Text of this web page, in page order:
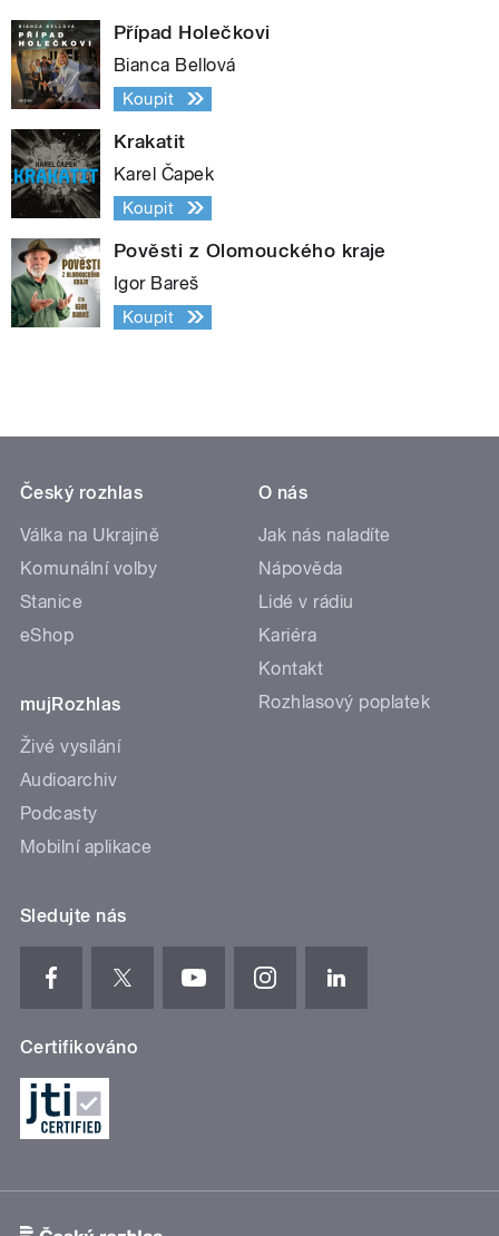
Případ Holečkovi
Bianca Bellová
Koupit
Krakatit
Karel Čapek
Koupit
Pověsti z Olomouckého kraje
Igor Bareš
Koupit
Český rozhlas
Válka na Ukrajině
Komunální volby
Stanice
eShop
mujRozhlas
Živé vysílání
Audioarchiv
Podcasty
Mobilní aplikace
O nás
Jak nás naladíte
Nápověda
Lidé v rádiu
Kariéra
Kontakt
Rozhlasový poplatek
Sledujte nás
Certifikováno